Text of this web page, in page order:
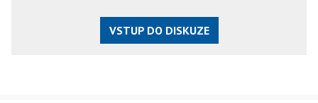
VSTUP DO DISKUZE